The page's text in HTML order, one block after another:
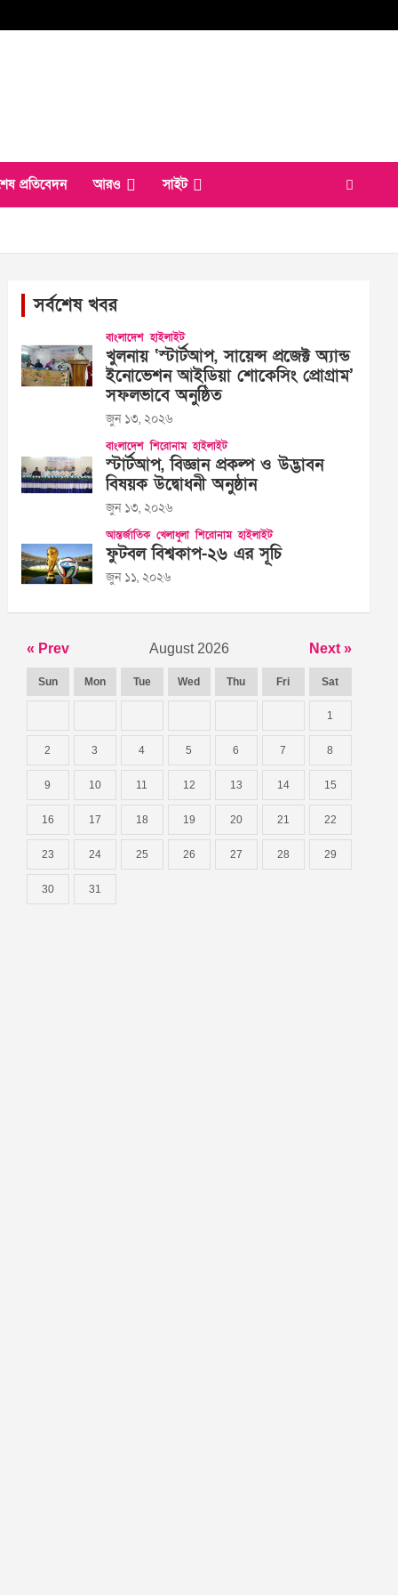
প্রতিবেদন আরও সাইট
সর্বশেষ খবর
বাংলাদেশ হাইলাইট
খুলনায় ‘স্টার্টআপ, সায়েন্স প্রজেক্ট অ্যান্ড
ইনোভেশন আইডিয়া শোকেসিং প্রোগ্রাম’
সফলভাবে অনুষ্ঠিত
জুন ১৩, ২০২৬
বাংলাদেশ শিরোনাম হাইলাইট
স্টার্টআপ, বিজ্ঞান প্রকল্প ও উদ্ভাবন
বিষয়ক উদ্বোধনী অনুষ্ঠান
জুন ১৩, ২০২৬
আন্তর্জাতিক খেলাধুলা শিরোনাম হাইলাইট
ফুটবল বিশ্বকাপ-২৬ এর সূচি
জুন ১১, ২০২৬
« Prev August 2026 Next »
Sun Mon Tue Wed Thu Fri Sat
1
2 3 4 5 6 7 8
9 10 11 12 13 14 15
16 17 18 19 20 21 22
23 24 25 26 27 28 29
30 31